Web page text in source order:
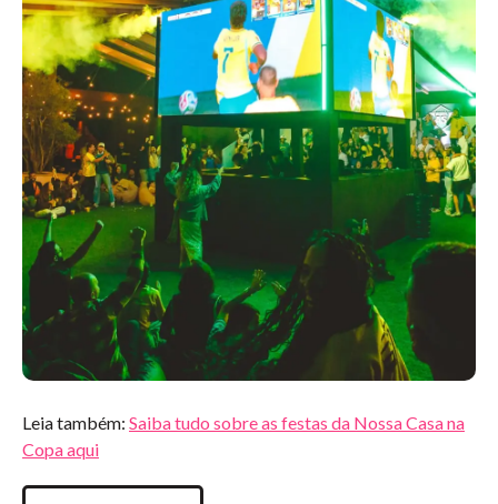
Leia também: Saiba tudo sobre as festas da Nossa Casa na
Copa aqui